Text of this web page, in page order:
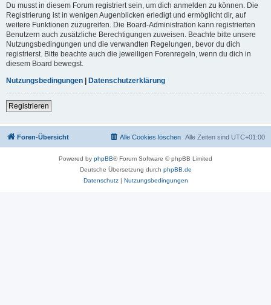
Du musst in diesem Forum registriert sein, um dich anmelden zu können. Die
Registrierung ist in wenigen Augenblicken erledigt und ermöglicht dir, auf
weitere Funktionen zuzugreifen. Die Board-Administration kann registrierten
Benutzern auch zusätzliche Berechtigungen zuweisen. Beachte bitte unsere
Nutzungsbedingungen und die verwandten Regelungen, bevor du dich
registrierst. Bitte beachte auch die jeweiligen Forenregeln, wenn du dich in
diesem Board bewegst.
Nutzungsbedingungen | Datenschutzerklärung
Registrieren
Foren-Übersicht Alle Zeiten sind UTC+01:00
Alle Cookies löschen
Powered by phpBB® Forum Software © phpBB Limited
Deutsche Übersetzung durch phpBB.de
Datenschutz| Nutzungsbedingungen